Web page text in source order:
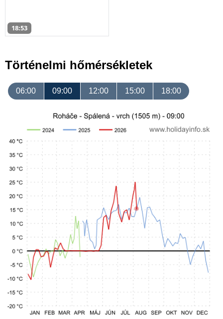
18:53
Történelmi hőmérsékletek
06:00 09:00 12:00 15:00 18:00